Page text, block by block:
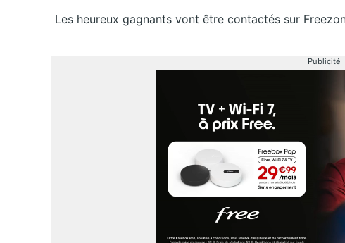
Les heureux gagnants vont être contactés sur
Publicité